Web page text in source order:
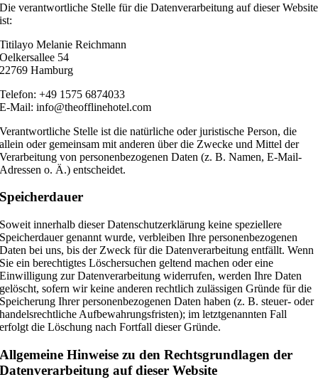
Die verantwortliche Stelle für die Datenverarbeitung auf dieser Website
ist:
Titilayo Melanie Reichmann
Oelkersallee 54
22769 Hamburg
Telefon: +49 1575 6874033
E-Mail: info@theofflinehotel.com
Verantwortliche Stelle ist die natürliche oder juristische Person, die
allein oder gemeinsam mit anderen über die Zwecke und Mittel der
Verarbeitung von personenbezogenen Daten (z. B. Namen, E-Mail-
Adressen o. Ä.) entscheidet.
Speicherdauer
Soweit innerhalb dieser Datenschutzerklärung keine speziellere
Speicherdauer genannt wurde, verbleiben Ihre personenbezogenen
Daten bei uns, bis der Zweck für die Datenverarbeitung entfällt. Wenn
Sie ein berechtigtes Löschersuchen geltend machen oder eine
Einwilligung zur Datenverarbeitung widerrufen, werden Ihre Daten
gelöscht, sofern wir keine anderen rechtlich zulässigen Gründe für die
Speicherung Ihrer personenbezogenen Daten haben (z. B. steuer- oder
handelsrechtliche Aufbewahrungsfristen); im letztgenannten Fall
erfolgt die Löschung nach Fortfall dieser Gründe.
Allgemeine Hinweise zu den Rechtsgrundlagen der
Datenverarbeitung auf dieser Website